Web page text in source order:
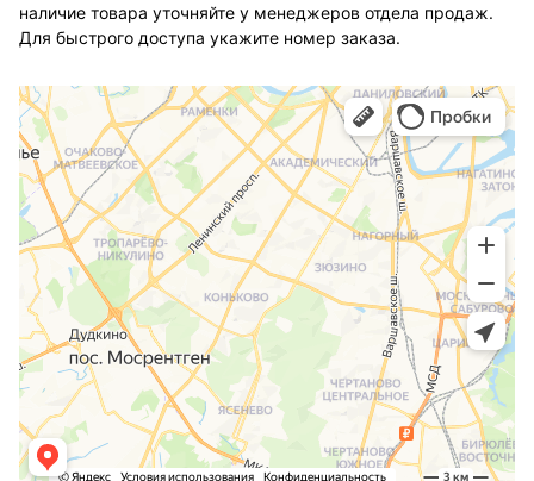
наличие товара уточняйте у менеджеров отдела продаж.
Для быстрого доступа укажите номер заказа.